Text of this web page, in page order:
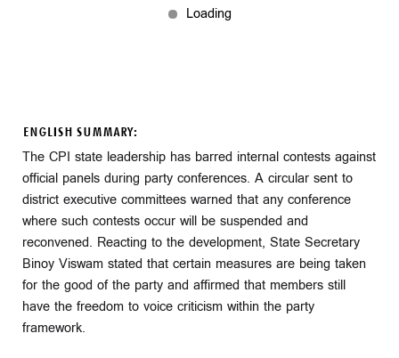
ENGLISH SUMMARY:
The CPI state leadership has barred internal contests against
official panels during party conferences. A circular sent to
district executive committees warned that any conference
where such contests occur will be suspended and
reconvened. Reacting to the development, State Secretary
Binoy Viswam stated that certain measures are being taken
for the good of the party and affirmed that members still
have the freedom to voice criticism within the party
framework.